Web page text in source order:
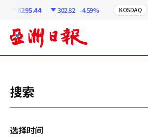
6295.44 302.82 -4.59% KOSDAQ
搜索
选择时间